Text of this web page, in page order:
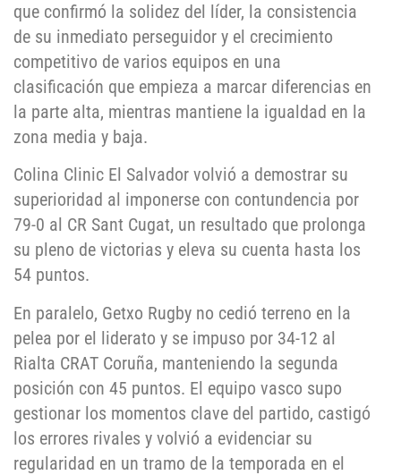
que confirmó la solidez del líder, la consistencia
de su inmediato perseguidor y el crecimiento
competitivo de varios equipos en una
clasificación que empieza a marcar diferencias en
la parte alta, mientras mantiene la igualdad en la
zona media y baja.
Colina Clinic El Salvador volvió a demostrar su
superioridad al imponerse con contundencia por
79-0 al CR Sant Cugat, un resultado que prolonga
su pleno de victorias y eleva su cuenta hasta los
54 puntos.
En paralelo, Getxo Rugby no cedió terreno en la
pelea por el liderato y se impuso por 34-12 al
Rialta CRAT Coruña, manteniendo la segunda
posición con 45 puntos. El equipo vasco supo
gestionar los momentos clave del partido, castigó
los errores rivales y volvió a evidenciar su
regularidad en un tramo de la temporada en el